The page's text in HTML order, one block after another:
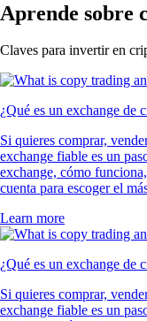
Aprende sobre
Claves para invertir en
¿Qué es un exchange de
Si quieres comprar,
exchange fiable es un
exchange, cómo
cuenta para escoger el
Learn more
¿Qué es un exchange de
Si quieres comprar,
exchange fiable es un